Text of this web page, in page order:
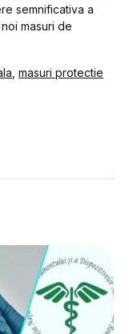
semnificativa a
masuri de
,masuri protectie